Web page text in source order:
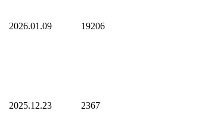
2026.01.09 19206
2025.12.23 2367